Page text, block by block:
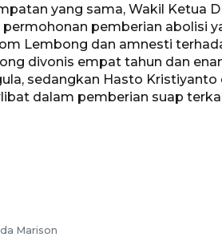
yang sama, Wakil Ketua
pemberian abolisi
Lembong dan amnesti
divonis empat tahun dan
sedangkan Hasto
dalam pemberian suap
Marison